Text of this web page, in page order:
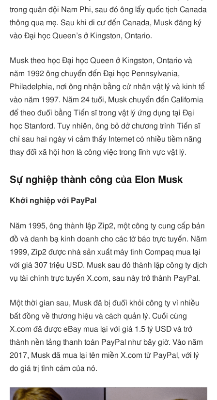
trong quân đội Nam Phi, sau đó ông lấy quốc tịch Canada
thông qua mẹ. Sau khi di cư đến Canada, Musk đăng ký
vào Đại học Queen’s ở Kingston, Ontario.
Musk theo học Đại học Queen ở Kingston, Ontario và
năm 1992 ông chuyển đến Đại học Pennsylvania,
Philadelphia, nơi ông nhận bằng cử nhân vật lý và kinh tế
vào năm 1997. Năm 24 tuổi, Musk chuyển đến California
để theo đuổi bằng Tiến sĩ trong vật lý ứng dụng tại Đại
học Stanford. Tuy nhiên, ông bỏ dở chương trình Tiến sĩ
chỉ sau hai ngày vì cảm thấy Internet có nhiều tiềm năng
thay đổi xã hội hơn là công việc trong lĩnh vực vật lý.
Sự nghiệp thành công của Elon Musk
Khởi nghiệp với PayPal
Năm 1995, ông thành lập Zip2, một công ty cung cấp bản
đồ và danh bạ kinh doanh cho các tờ báo trực tuyến. Năm
1999, Zip2 được nhà sản xuất máy tính Compaq mua lại
với giá 307 triệu USD. Musk sau đó thành lập công ty dịch
vụ tài chính trực tuyến X.com, sau này trở thành PayPal.
Một thời gian sau, Musk đã bị đuổi khỏi công ty vì nhiều
bất đồng về thương hiệu và cách quản lý. Cuối cùng
X.com đã được eBay mua lại với giá 1.5 tỷ USD và trở
thành nền tảng thanh toán PayPal như bây giờ. Vào năm
2017, Musk đã mua lại tên miền X.com từ PayPal, với lý
do giá trị tình cảm của nó.